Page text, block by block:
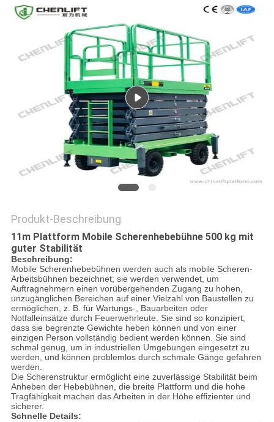
DATENSCHUTZRICHTLINIE
Produkt-Beschreibung
11m Plattform Mobile Scherenhebebühne 500 kg mit
guter Stabilität
Beschreibung:
Mobile Scherenhebebühnen werden auch als mobile Scheren-
Arbeitsbühnen bezeichnet; sie werden verwendet, um
Auftragnehmern einen vorübergehenden Zugang zu hohen,
unzugänglichen Bereichen auf einer Vielzahl von Baustellen zu
ermöglichen, z. B. für Wartungs-, Bauarbeiten oder
Notfalleinsätze durch Feuerwehrleute. Sie sind so konzipiert,
dass sie begrenzte Gewichte heben können und von einer
einzigen Person vollständig bedient werden können. Sie sind
schmal genug, um in industriellen Umgebungen eingesetzt zu
werden, und können problemlos durch schmale Gänge gefahren
werden.
Die Scherenstruktur ermöglicht eine zuverlässige Stabilität beim
Anheben der Hebebühnen, die breite Plattform und die hohe
Tragfähigkeit machen das Arbeiten in der Höhe effizienter und
sicherer.
Schnelle Details: